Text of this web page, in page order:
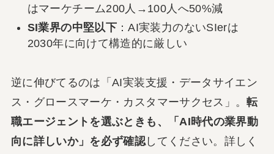
はマーケチーム200人→100人へ50%減
SI業界の中堅以下 ：AI実装力のないSIerは
2030年に向けて構造的に厳しい
逆に伸びてるのは「AI実装支援・データサイエン
ス・グロースマーケ・カスタマーサクセス」。転
職エージェントを選ぶときも、「AI時代の業界動
向に詳しいか」を必ず確認してください。詳しく